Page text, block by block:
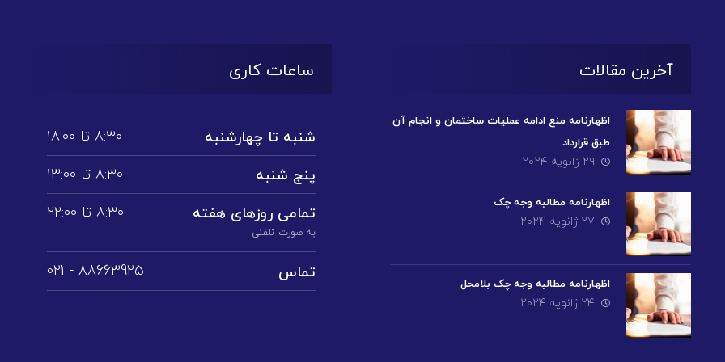
آخرین مقالات
اظهارنامه منع ادامه عملیات ساختمان و انجام آن
طبق قرارداد
۲۹ ژانویه ۲۰۲۴
اظهارنامه مطالبه وجه چک
۲۷ ژانویه ۲۰۲۴
اظهارنامه مطالبه وجه چک بلامحل
۲۴ ژانویه ۲۰۲۴
ساعات کاری
شنبه تا چهارشنبه
۸:۳۰ تا ۱۸:۰۰
پنج شنبه
۸:۳۰ تا ۱3:۰۰
تمامی روز‌های هفته
به صورت تلفنی
۸:۳۰ تا ۲۲:۰۰
تماس 88663925 - 021